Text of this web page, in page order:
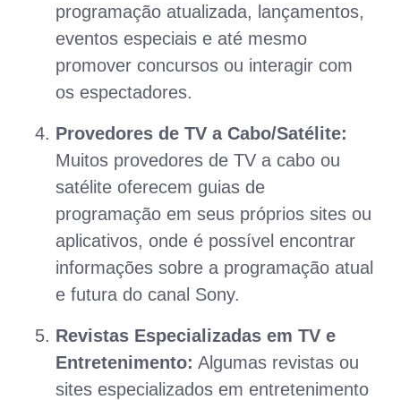
programação atualizada, lançamentos,
eventos especiais e até mesmo
promover concursos ou interagir com
os espectadores.
Provedores de TV a Cabo/Satélite:
Muitos provedores de TV a cabo ou
satélite oferecem guias de
programação em seus próprios sites ou
aplicativos, onde é possível encontrar
informações sobre a programação atual
e futura do canal Sony.
Revistas Especializadas em TV e
Entretenimento: Algumas revistas ou
sites especializados em entretenimento